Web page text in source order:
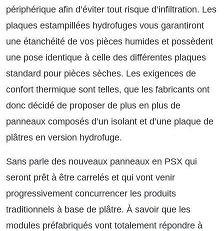
périphérique afin d’éviter tout risque d’infiltration. Les
plaques estampillées hydrofuges vous garantiront
une étanchéité de vos pièces humides et possèdent
une pose identique à celle des différentes plaques
standard pour pièces sèches. Les exigences de
confort thermique sont telles, que les fabricants ont
donc décidé de proposer de plus en plus de
panneaux composés d’un isolant et d’une plaque de
plâtres en version hydrofuge.
Sans parle des nouveaux panneaux en PSX qui
seront prêt à être carrelés et qui vont venir
progressivement concurrencer les produits
traditionnels à base de plâtre. À savoir que les
modules préfabriqués vont totalement répondre à